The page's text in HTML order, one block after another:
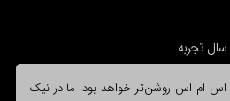
اس ام اس روشن‌تر خواهد بود! ما در نیک